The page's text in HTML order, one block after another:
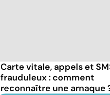
Carte vitale, appels et
frauduleux : comment
reconnaître une arnaque